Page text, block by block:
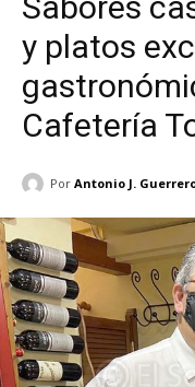
y platos
Cafetería
Por Antonio J.